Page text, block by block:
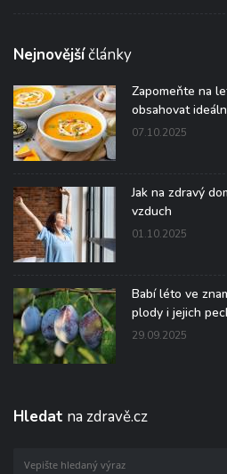
Nejnovějšíčlánky
Zapomeňte na
obsahovat
07.10.2025
Jak na zdravý
vzduch
01.10.2025
Babí léto ve
plody i jejich
29.09.2025
Hledat na zdravě.cz